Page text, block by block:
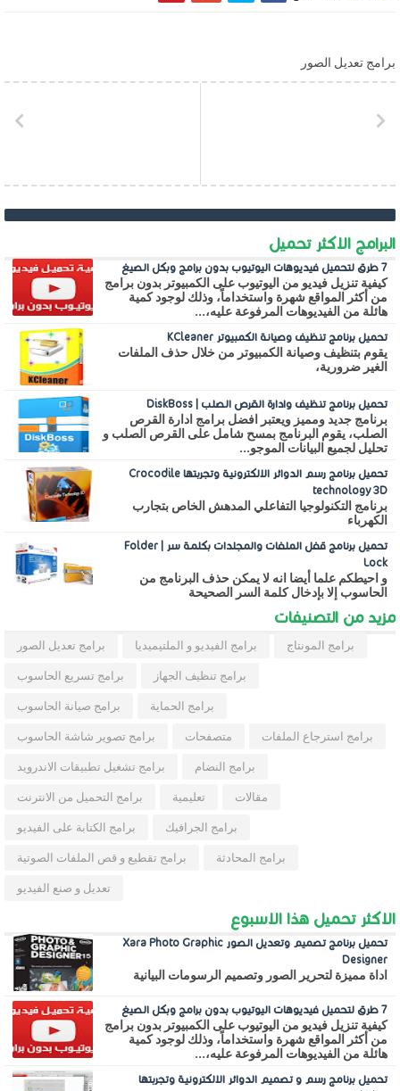
برامج تعديل الصور
البرامج الاكثر تحميل
7 طرق لتحميل فيديوهات اليوتيوب بدون برامج وبكل الصيغ
كيفية تنزيل فيديو من اليوتيوب على الكمبيوتر بدون برامج
من أكثر المواقع شهرة واستخداماً، وذلك لوجود كمية
هائلة من الفيديوهات المرفوعة عليه،...
تحميل برنامج تنظيف وصيانة الكمبيوتر KCleaner
يقوم بتنظيف وصيانة الكمبيوتر من خلال حذف الملفات
الغير ضرورية،
تحميل برنامج تنظيف وادارة القرص الصلب | DiskBoss
برنامج جديد ومميز ويعتبر افضل برامج ادارة القرص
الصلب، يقوم البرنامج بمسح شامل على القرص الصلب و
تحليل لجميع البيانات الموجو...
تحميل برنامج رسم الدوائر الالكترونية وتجربتها Crocodile
technology 3D
برنامج التكنولوجيا التفاعلي المدهش الخاص بتجارب
الكهرباء
تحميل برنامج قفل الملفات والمجلدات بكلمة سر | Folder
Lock
و احيطكم علما أيضا انه لا يمكن حذف البرنامج من
الحاسوب إلا بإدخال كلمة السر الصحيحة
مزيد من التصنيفات
برامج تعديل الصور برامج الفيديو و الملتيميديا برامج المونتاج
برامج تسريع الحاسوب برامج تنظيف الجهاز
برامج صيانة الحاسوب برامج الحماية
برامج تصوير شاشة الحاسوب متصفحات برامج استرجاع الملفات
برامج تشغيل تطبيقات الاندرويد برامج النضام
برامج التحميل من الانترنت تعليمية مقالات
برامج الكتابة على الفيديو برامج الجرافيك
برامج تقطيع و قص الملفات الصوتية برامج المحادثة
تعديل و صنع الفيديو
الاكثر تحميل هذا الاسبوع
تحميل برنامج تصميم وتعديل الصور Xara Photo Graphic
Designer
اداة مميزة لتحرير الصور وتصميم الرسومات البيانية
7 طرق لتحميل فيديوهات اليوتيوب بدون برامج وبكل الصيغ
كيفية تنزيل فيديو من اليوتيوب على الكمبيوتر بدون برامج
من أكثر المواقع شهرة واستخداماً، وذلك لوجود كمية
هائلة من الفيديوهات المرفوعة عليه،...
تحميل برنامج رسم و تصميم الدوائر الالكترونية وتجربتها